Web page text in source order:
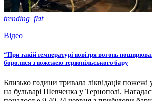
trending_flat
Відео
“При такій температурі повітря вогонь
боролися з пожежею тернопільського бару
Близько години тривала ліквідація пожежі
на бульварі Шевченка у Тернополі.